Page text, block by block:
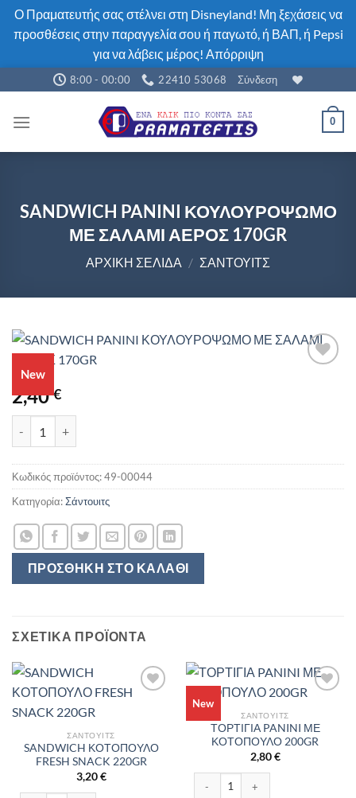
Ο Πραματευτής σας στέλνει στη Disneyland! Μη ξεχάσεις να
προσθέσεις στην παραγγελία σου ή παγωτό, ή ΒΑΠ, ή Pepsi
για να λάβεις μέρος! Απόρριψη
Μετάβαση
στο
περιεχόμενο
8:00 - 00:00 22410 53068 Σύνδεση
0
SANDWICH PANINI ΚΟΥΛΟΥΡΟΨΩΜΟ
ΜΕ ΣΑΛΑΜΙ ΑΕΡΟΣ 170GR
ΑΡΧΙΚΉ ΣΕΛΊΔΑ / ΣΆΝΤΟΥΙΤΣ
New
2,40€
ΠΡΟΣΘΉΚΗ ΣΤΟ ΚΑΛΆΘΙ
Κωδικός προϊόντος:49-00044
Κατηγορία:Σάντουιτς
ΣΧΕΤΙΚΆ ΠΡΟΪΌΝΤΑ
ΣΆΝΤΟΥΙΤΣ
SANDWICH ΚΟΤΟΠΟΥΛΟ
FRESH SNACK 220GR
3,20€
New
ΣΆΝΤΟΥΙΤΣ
ΤΟΡΤΙΓΙΑ PANINI ΜΕ
ΚΟΤΟΠΟΥΛΟ 200GR
2,80€
ΤΟΡΤΙΓΙΑ PANINI ΜΕ ΚΟΤΟΠΟΥΛΟ